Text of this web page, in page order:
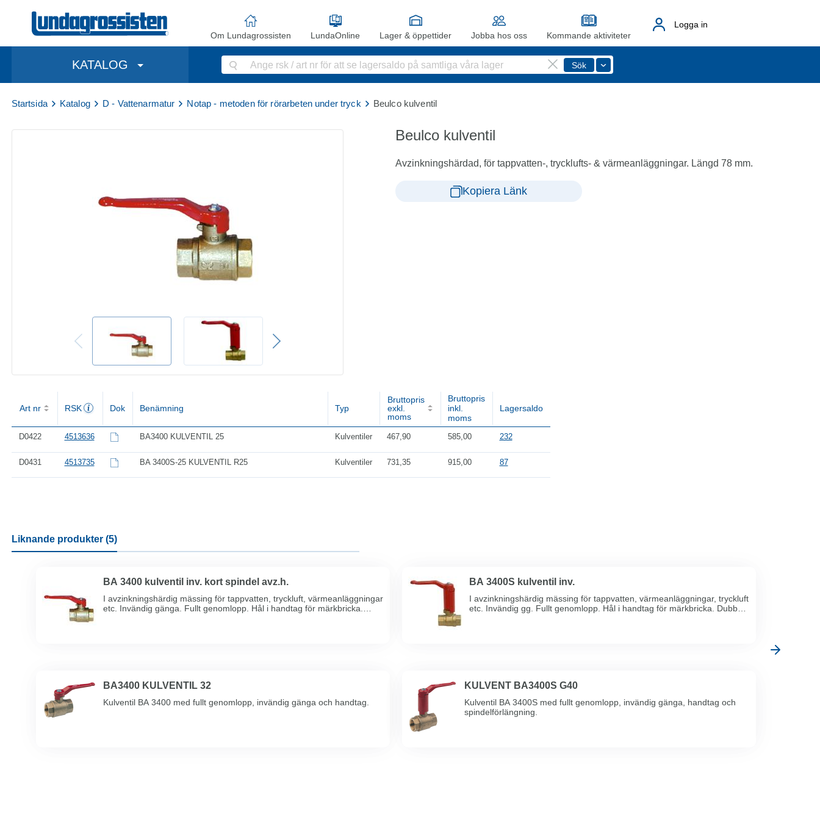
Om Lundagrossisten LundaOnline Lager & öppettider Jobba hos oss Kommande aktiviteter
Logga in
KATALOG
Startsida Katalog D - Vattenarmatur Notap - metoden för rörarbeten under tryck Beulco kulventil
Beulco kulventil
Avzinkningshärdad, för tappvatten-, trycklufts- & värmeanläggningar. Längd 78 mm.
Kopiera Länk
Art nr RSK Dok Benämning Typ
Bruttopris
exkl.
moms
Bruttopris
inkl.
moms
Lagersaldo
D0422 4513636 BA3400 KULVENTIL 25 Kulventiler 467,90 585,00 232
D0431 4513735 BA 3400S-25 KULVENTIL R25 Kulventiler 731,35 915,00 87
Liknande produkter (5)
BA 3400 kulventil inv. kort spindel avz.h.
I avzinkningshärdig mässing för tappvatten, tryckluft, värmeanläggningar
etc. Invändig gänga. Fullt genomlopp. Hål i handtag för märkbricka.
BA 3400S kulventil inv.
I avzinkningshärdig mässing för tappvatten, värmeanläggningar, tryckluft
etc. Invändig gg. Fullt genomlopp. Hål i handtag för märkbricka. Dubbel
BA3400 KULVENTIL 32
Kulventil BA 3400 med fullt genomlopp, invändig gänga och handtag.
KULVENT BA3400S G40
Kulventil BA 3400S med fullt genomlopp, invändig gänga, handtag och
spindelförlängning.